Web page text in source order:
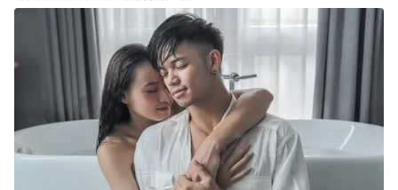
Infographic
Shorts video
VTV Money VTV Thể thao
VTV Sức khoẻ Bất động sản